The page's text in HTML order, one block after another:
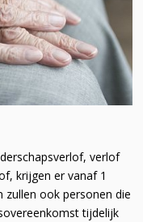
verlof
krijgen er vanaf 1
zullen ook personen die
tijdelijk